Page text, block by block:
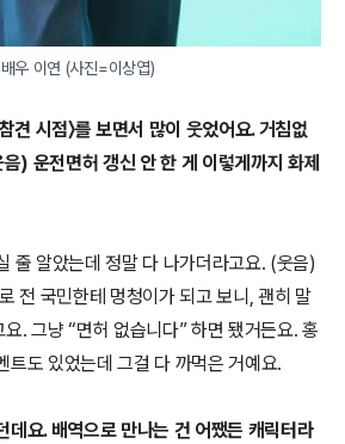
배우 이연 (사진=이상엽)
견 시점〉를 보면서 많이 웃었어요. 거침없
) 운전면허 갱신 안 한 게 이렇게까지 화제
줄 알았는데 정말 다 나가더라고요. (웃음)
전 국민한테 멍청이가 되고 보니, 괜히 말
. 그냥 “면허 없습니다” 하면 됐거든요. 홍
트도 있었는데 그걸 다 까먹은 거예요.
데요. 배역으로 만나는 건 어쨌든 캐릭터라